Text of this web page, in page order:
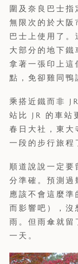
圍及奈良巴士指
無限次的於大阪
巴士上使用了。
大部分的地下鐵
拿著一張印上這
點，免卻雞同鴨
乘搭近鐵而非
站比 JR 的車站
春日大社，東大
一段的步行旅程
順道說說一定要
分準確。預測過
應該不會這麼準
而影響吧），沒
雨。但雨傘就留
一天。